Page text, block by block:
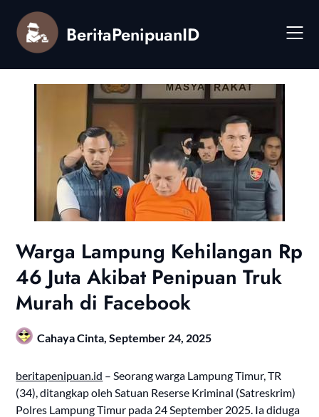
content
BeritaPenipuanID
Warga Lampung Kehilangan Rp
46 Juta Akibat Penipuan Truk
Murah di Facebook
Cahaya Cinta,September 24, 2025
beritapenipuan.id – Seorang warga Lampung Timur, TR
(34), ditangkap oleh Satuan Reserse Kriminal (Satreskrim)
Polres Lampung Timur pada 24 September 2025. Ia diduga